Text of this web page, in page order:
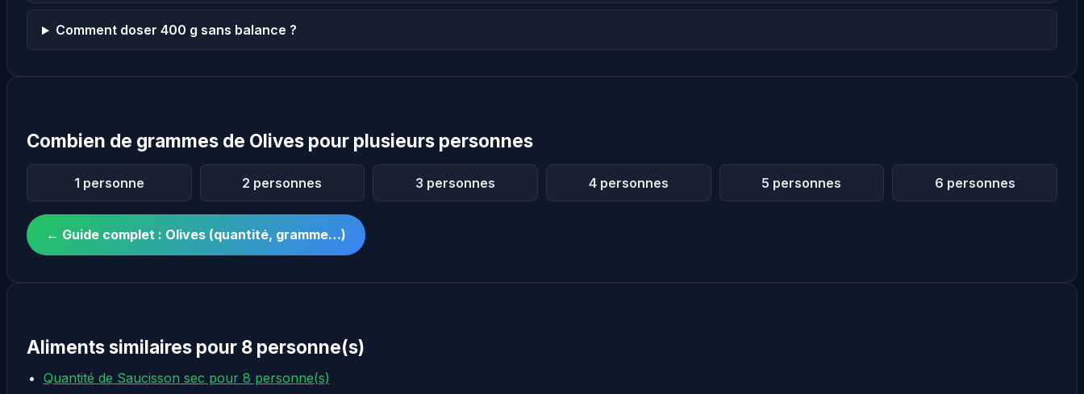
Comment doser 400 g sans balance ?
Combien de grammes de Olives pour plusieurs personnes
1 personne 2 personnes 3 personnes 4 personnes 5 personnes 6 personnes
← Guide complet : Olives (quantité, gramme…)
Aliments similaires pour 8 personne(s)
Quantité de Saucisson sec pour 8 personne(s)